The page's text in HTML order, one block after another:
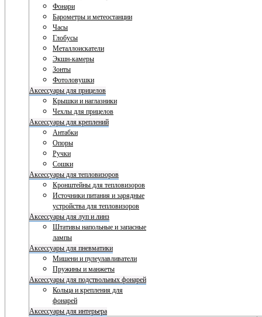
Фонари
Барометры и метеостанции
Часы
Глобусы
Металлоискатели
Экшн-камеры
Зонты
Фотоловушки
Аксессуары для прицелов
Крышки и наглазники
Чехлы для прицелов
Аксессуары для креплений
Антабки
Опоры
Ручки
Сошки
Аксессуары для тепловизоров
Кронштейны для тепловизоров
Источники питания и зарядные
устройства для тепловизоров
Аксессуары для луп и линз
Штативы напольные и запасные
лампы
Аксессуары для пневматики
Мишени и пулеулавливатели
Пружины и манжеты
Аксессуары для подствольных фонарей
Кольца и крепления для
фонарей
Аксессуары для интерьера